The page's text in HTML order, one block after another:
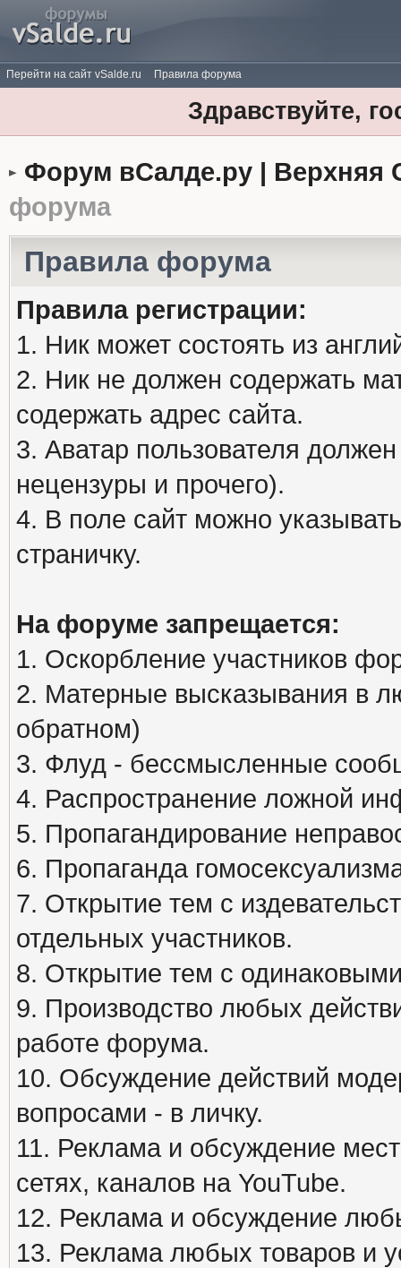
Перейти на сайт vSalde.ru Правила форума
Здравствуйте,
Форум вСалде.ру | Верхняя
форума
Правила форума
Правила регистрации:
1. Ник может состоять из
2. Ник не должен содержать
содержать адрес сайта.
3. Аватар пользователя
нецензуры и прочего).
4. В поле сайт можно
страничку.
На форуме запрещается:
1. Оскорбление участников
2. Матерные высказывания в
обратном)
3. Флуд - бессмысленные
4. Распространение ложной
5. Пропагандирование
6. Пропаганда
7. Открытие тем с
отдельных участников.
8. Открытие тем с
9. Производство любых
работе форума.
10. Обсуждение действий
вопросами - в личку.
11. Реклама и обсуждение
сетях, каналов на YouTube.
12. Реклама и обсуждение
13. Реклама любых товаров и